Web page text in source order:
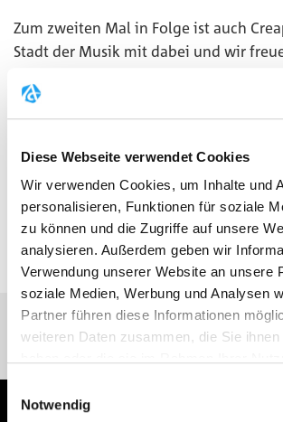
Diese Webseite verwendet Cookies
Wir verwenden Cookies, um Inhalte und
personalisieren, Funktionen für soziale
zu können und die Zugriffe auf unsere
analysieren. Außerdem geben wir
Verwendung unserer Website an unsere
soziale Medien, Werbung und Analysen
Partner führen diese Informationen
weiteren Daten zusammen, die Sie
Weitere Informationen finden Sie unter
Notwendig
Zum zweiten Mal in Folge ist auch
Stadt der Musik mit dabei und wir
MEHR
ZURÜCK ZUR EVENT ÜBERSICHT